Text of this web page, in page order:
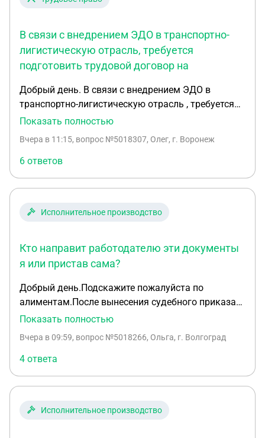
В связи с внедрением ЭДО в транспортно-
лигистическую отрасль, требуется
подготовить трудовой договор на
Добрый день. В связи с внедрением ЭДО в
транспортно-лигистическую отрасль , требуется
подготовить трудовой договор на оказание
коммерческой организации на транспорте
заказчика , с правом электронной подписи во
всех транспортных докумантах
Показать полностью
Вчера в 11:15, вопрос №5018307, Олег, г. Воронеж
6 ответов
Исполнительное производство
Кто направит работодателю эти документы
я или пристав сама?
Добрый день.Подскажите пожалуйста по
алиментам.После вынесения судебного приказа
документы направила судебным приставам по
возбуждении ИП и вернула документы,сказала
отправить приставам по месту жительства
должника.Направила документы приставам
должника,возбудили ИП я получила одну
окончила с комментарием что должник работает
Показать полностью
Вчера в 09:59, вопрос №5018266, Ольга, г. Волгоград
4 ответа
Исполнительное производство